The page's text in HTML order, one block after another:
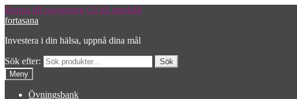
Hoppa till navigering Gå till innehåll
fortasana
Investera i din hälsa, uppnå dina mål
Sök efter:
Meny
Övningsbank